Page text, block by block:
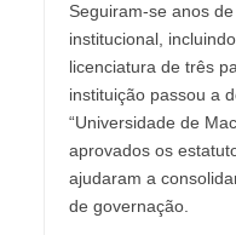
Seguiram-se anos
institucional,
licenciatura de três
instituição passou a
“Universidade de
aprovados os
ajudaram a
de governação.